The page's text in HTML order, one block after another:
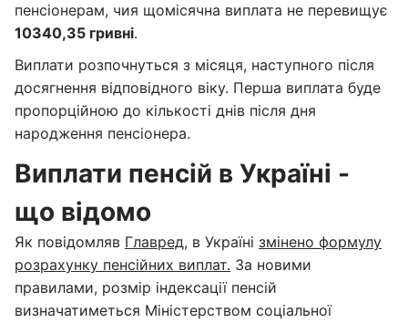
пенсіонерам, чия щомісячна виплата не перевищує
10340,35 гривні.
Виплати розпочнуться з місяця, наступного після
досягнення відповідного віку. Перша виплата буде
пропорційною до кількості днів після дня
народження пенсіонера.
Виплати пенсій в Україні -
що відомо
Як повідомляв Главред, в Україні змінено формулу
розрахунку пенсійних виплат. За новими
правилами, розмір індексації пенсій
визначатиметься Міністерством соціальної